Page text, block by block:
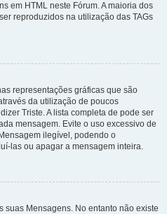
em HTML neste Fórum. A maioria dos
reproduzidos na utilização das TAGs
representações gráficas que são
da utilização de poucos
Triste. A lista completa de pode ser
mensagem. Evite o uso excessivo de
ilegível, podendo o
las ou apagar a mensagem inteira.
suas Mensagens. No entanto não existe